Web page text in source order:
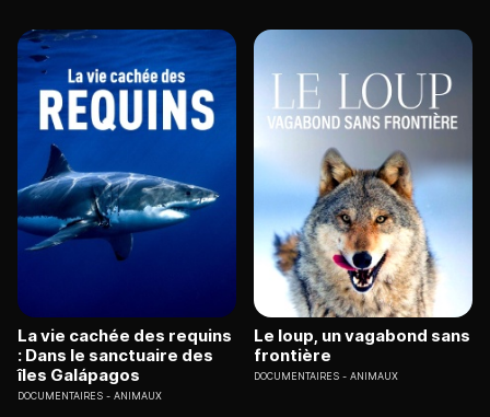
La vie cachée des requins
: Dans le sanctuaire des
îles Galápagos
DOCUMENTAIRES ANIMAUX
Le loup, un vagabond sans
frontière
DOCUMENTAIRES ANIMAUX